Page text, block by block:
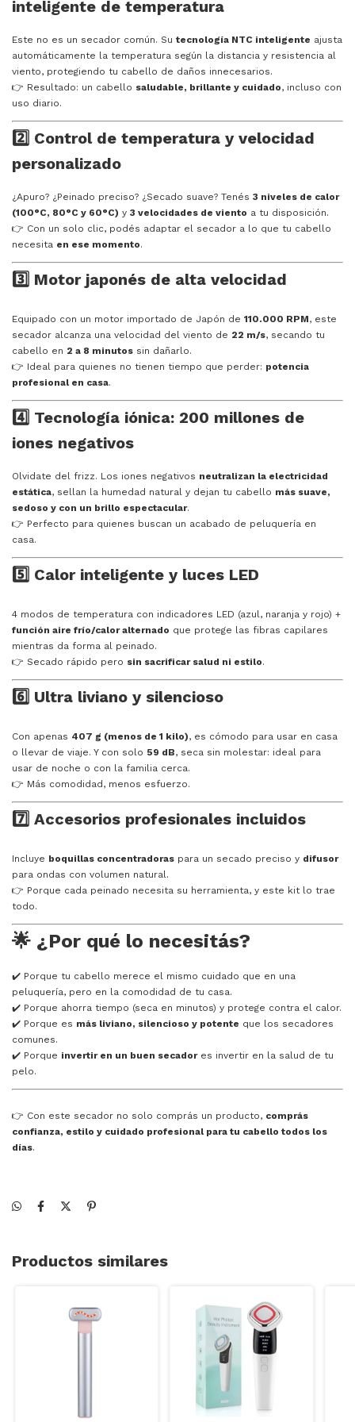
inteligente de temperatura
Este no es un secador común. Su tecnología NTC inteligente ajusta
automáticamente la temperatura según la distancia y resistencia al
viento, protegiendo tu cabello de daños innecesarios.
👉 Resultado: un cabello saludable, brillante y cuidado, incluso con
uso diario.
2️⃣ Control de temperatura y velocidad
personalizado
¿Apuro? ¿Peinado preciso? ¿Secado suave? Tenés 3 niveles de calor
(100°C, 80°C y 60°C) y 3 velocidades de viento a tu disposición.
👉 Con un solo clic, podés adaptar el secador a lo que tu cabello
necesita en ese momento.
3️⃣ Motor japonés de alta velocidad
Equipado con un motor importado de Japón de 110.000 RPM, este
secador alcanza una velocidad del viento de 22 m/s, secando tu
cabello en 2 a 8 minutos sin dañarlo.
👉 Ideal para quienes no tienen tiempo que perder: potencia
profesional en casa.
4️⃣ Tecnología iónica: 200 millones de
iones negativos
Olvidate del frizz. Los iones negativos neutralizan la electricidad
estática, sellan la humedad natural y dejan tu cabello más suave,
sedoso y con un brillo espectacular.
👉 Perfecto para quienes buscan un acabado de peluquería en
casa.
5️⃣ Calor inteligente y luces LED
4 modos de temperatura con indicadores LED (azul, naranja y rojo) +
función aire frío/calor alternado que protege las fibras capilares
mientras da forma al peinado.
👉 Secado rápido pero sin sacrificar salud ni estilo.
6️⃣ Ultra liviano y silencioso
Con apenas 407 g (menos de 1 kilo), es cómodo para usar en casa
o llevar de viaje. Y con solo 59 dB, seca sin molestar: ideal para
usar de noche o con la familia cerca.
👉 Más comodidad, menos esfuerzo.
7️⃣ Accesorios profesionales incluidos
Incluye boquillas concentradoras para un secado preciso y difusor
para ondas con volumen natural.
👉 Porque cada peinado necesita su herramienta, y este kit lo trae
todo.
🌟 ¿Por qué lo necesitás?
✔️ Porque tu cabello merece el mismo cuidado que en una
peluquería, pero en la comodidad de tu casa.
✔️ Porque ahorra tiempo (seca en minutos) y protege contra el calor.
✔️ Porque es más liviano, silencioso y potente que los secadores
comunes.
✔️ Porque invertir en un buen secadores invertir en la salud de tu
pelo.
👉 Con este secador no solo comprás un producto, comprás
confianza, estilo y cuidado profesional para tu cabello todos los
días.
Productos similares